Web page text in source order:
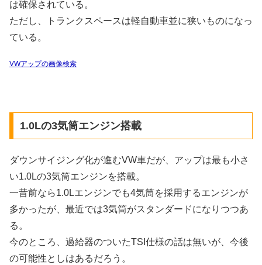
は確保されている。
ただし、トランクスペースは軽自動車並に狭いものになっ
ている。
1.0Lの3気筒エンジン搭載
ダウンサイジング化が進むVW車だが、アップは最も小さ
い1.0Lの3気筒エンジンを搭載。
一昔前なら1.0Lエンジンでも4気筒を採用するエンジンが
多かったが、最近では3気筒がスタンダードになりつつあ
る。
今のところ、過給器のついたTSI仕様の話は無いが、今後
の可能性としはあるだろう。